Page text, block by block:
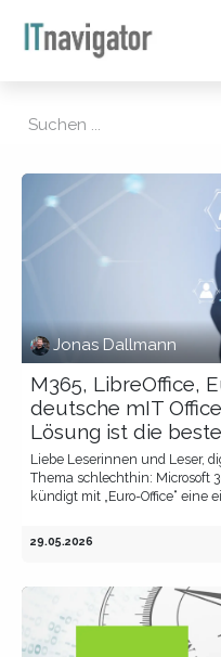
Jonas Dallmann
M365, LibreOffice,
deutsche mIT
Lösung ist die
Liebe Leserinnen und Leser,
Thema schlechthin: Microsoft
kündigt mit „Euro-Office“ eine
29.05.2026